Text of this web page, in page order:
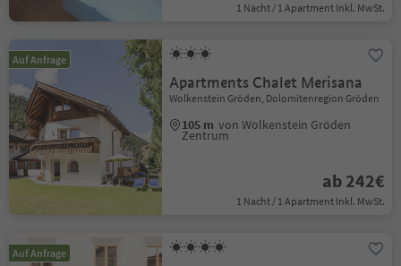
1 Nacht / 1 Apartment Inkl. MwSt.
Auf Anfrage
Apartments Chalet Merisana
Wolkenstein Gröden, Dolomitenregion Gröden
105 m von Wolkenstein Gröden
Zentrum
ab 242€
1 Nacht / 1 Apartment Inkl. MwSt.
Auf Anfrage